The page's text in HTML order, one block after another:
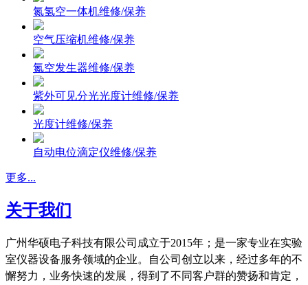
氮氢空一体机维修/保养
空气压缩机维修/保养
氮空发生器维修/保养
紫外可见分光光度计维修/保养
光度计维修/保养
自动电位滴定仪维修/保养
更多...
关于我们
广州华硕电子科技有限公司成立于2015年；是一家专业在实验
室仪器设备服务领域的企业。自公司创立以来，经过多年的不
懈努力，业务快速的发展，得到了不同客户群的赞扬和肯定，